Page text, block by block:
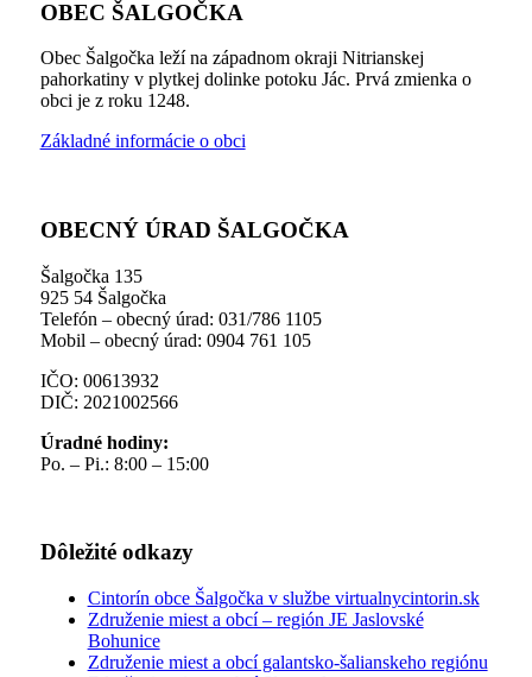
OBEC ŠALGOČKA
Obec Šalgočka leží na západnom okraji Nitrianskej
pahorkatiny v plytkej dolinke potoku Jác. Prvá zmienka o
obci je z roku 1248.
Základné informácie o obci
OBECNÝ ÚRAD ŠALGOČKA
Šalgočka 135
925 54 Šalgočka
Telefón – obecný úrad: 031/786 1105
Mobil – obecný úrad: 0904 761 105
IČO: 00613932
DIČ: 2021002566
Úradné hodiny:
Po. – Pi.: 8:00 – 15:00
Dôležité odkazy
Cintorín obce Šalgočka v službe virtualnycintorin.sk
Združenie miest a obcí – región JE Jaslovské
Bohunice
Združenie miest a obcí galantsko-šalianskeho regiónu